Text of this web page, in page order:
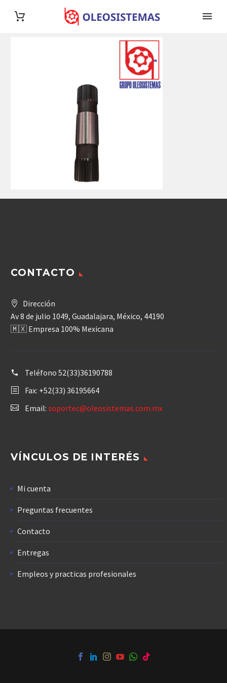
CONTACTO
Dirección
Av 8 de julio 1049, Guadalajara, México, 44190
🇲🇽 Empresa 100% Mexicana
Teléfono 52(33)36190788
Fax: +52(33) 36195664
Email: soportec@oleosistemas.com.mx
VÍNCULOS DE INTERÉS
Mi cuenta
Preguntas frecuentes
Contacto
Entregas
Empleos y practicas profesionales